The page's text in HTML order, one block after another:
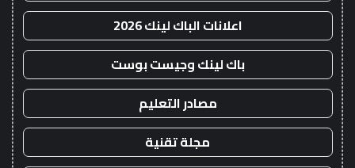
اعلانات الباك لينك 2026
باك لينك وجيست بوست
مصادر التعليم
مجلة تقنية